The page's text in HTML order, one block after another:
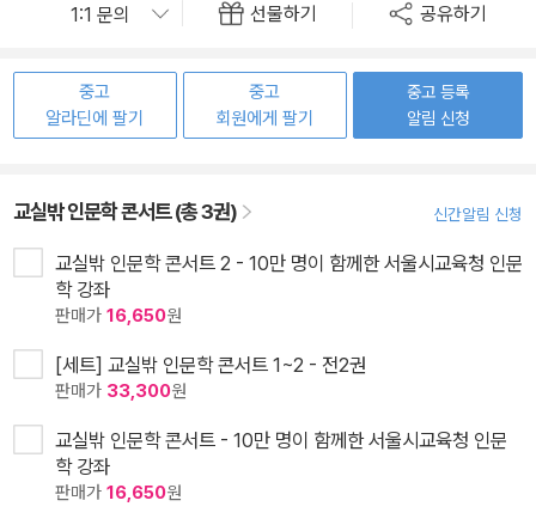
선물하기 공유하기
중고
알라딘에 팔기
중고
회원에게 팔기
중고 등록
알림 신청
교실밖 인문학 콘서트 (총 3권) 신간알림 신청
교실밖 인문학 콘서트 2 - 10만 명이 함께한 서울시교육청 인문
학 강좌
판매가 16,650원
[세트] 교실밖 인문학 콘서트 1~2 - 전2권
판매가 33,300원
교실밖 인문학 콘서트 - 10만 명이 함께한 서울시교육청 인문
학 강좌
판매가 16,650원